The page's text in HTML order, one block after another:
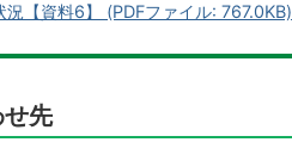
【資料6】 (PDFファイル: 767.0KB)
先